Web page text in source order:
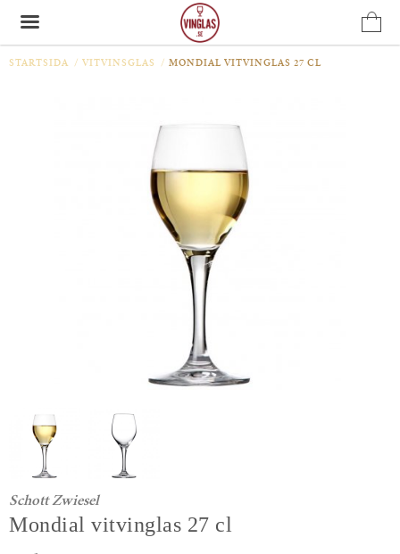
STARTSIDA / VITVINSGLAS / MONDIAL VITVINGLAS 27 CL
Schott Zwiesel
Mondial vitvinglas 27 cl